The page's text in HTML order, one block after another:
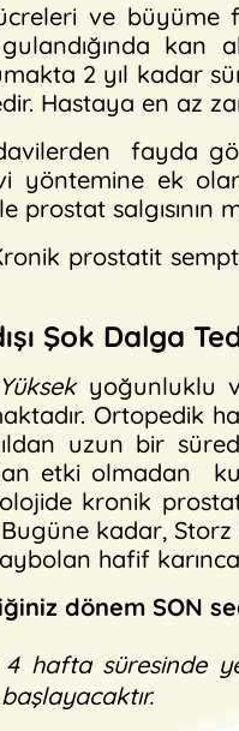
ve büyüme
kan
2 yıl kadar
Hastaya en az
fayda
ek
salgısının
prostatit
Şok Dalga
Yüksekyoğunluklu
Ortopedik
uzun bir
etki olmadan
kronik
kadar,
hafif
dönem SON
hafta süresinde